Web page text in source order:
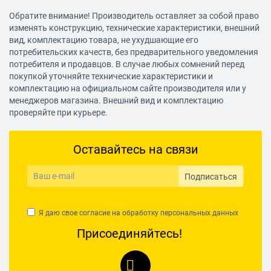
есть
Поддержка IPv6
есть
Маршрутизатор
Межсетевой экран (FireWall)
есть
SPI
Поддержка Dynamic DNS
Обратите внимание! Производитель оставляет за собой право
изменять конструкцию, технические характеристики, внешний
вид, комплектацию товара, не ухудшающие его
потребительских качеств, без предварительного уведомления
потребителя и продавцов. В случае любых сомнений перед
покупкой уточняйте технические характеристики и
комплектацию на официальном сайте производителя или у
менеджеров магазина. Внешний вид и комплектацию
проверяйте при курьере.
Оставайтесь на связи
Подписаться
Я даю свое согласие на обработку персональных данных
Присоединяйтесь!